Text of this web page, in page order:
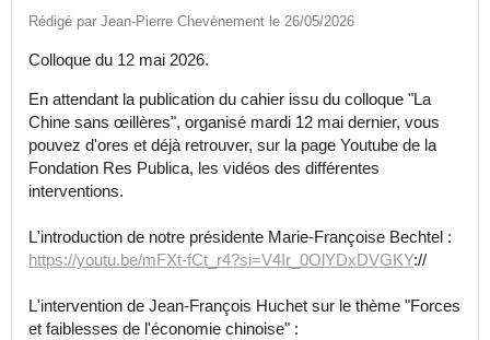
Rédigé par Jean-Pierre Chevènement le 26/05/2026
Colloque du 12 mai 2026.
En attendant la publication du cahier issu du colloque "La
Chine sans œillères", organisé mardi 12 mai dernier, vous
pouvez d'ores et déjà retrouver, sur la page Youtube de la
Fondation Res Publica, les vidéos des différentes
interventions.
L'introduction de notre présidente Marie-Françoise Bechtel :
https://youtu.be/mFXt-fCt_r4?si=V4Ir_0OlYDxDVGKY://
L'intervention de Jean-François Huchet sur le thème "Forces
et faiblesses de l'économie chinoise" :